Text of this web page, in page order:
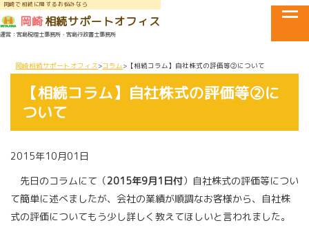
岡崎で相続に関するお悩みなら
岡崎相続サポートオフィス
運営：宮島税理士事務所・宮島行政書士事務所
岡崎相続サポートオフィス コラム 【相続コラム】自社株式の評価等②について
【相続コラム】自社株式の評価等②に
ついて
2015年10月01日
先日のコラムにて（2015年9月1日付）自社株式の評価等につい
て簡単に述べましたが、会社の業績が順調なお客様から、自社株
式の評価についてもう少し詳しく教えてほしいと言われました。